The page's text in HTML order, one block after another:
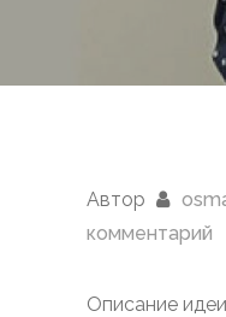
Автор
комментарий
Описание